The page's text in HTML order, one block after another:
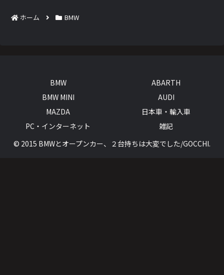
ホーム BMW
BMW
ABARTH
BMW MINI
AUDI
MAZDA
日本車・輸入車
PC・インターネット
雑記
© 2015 BMWとオープンカー、２台持ちは大変でした/GOCCHI.